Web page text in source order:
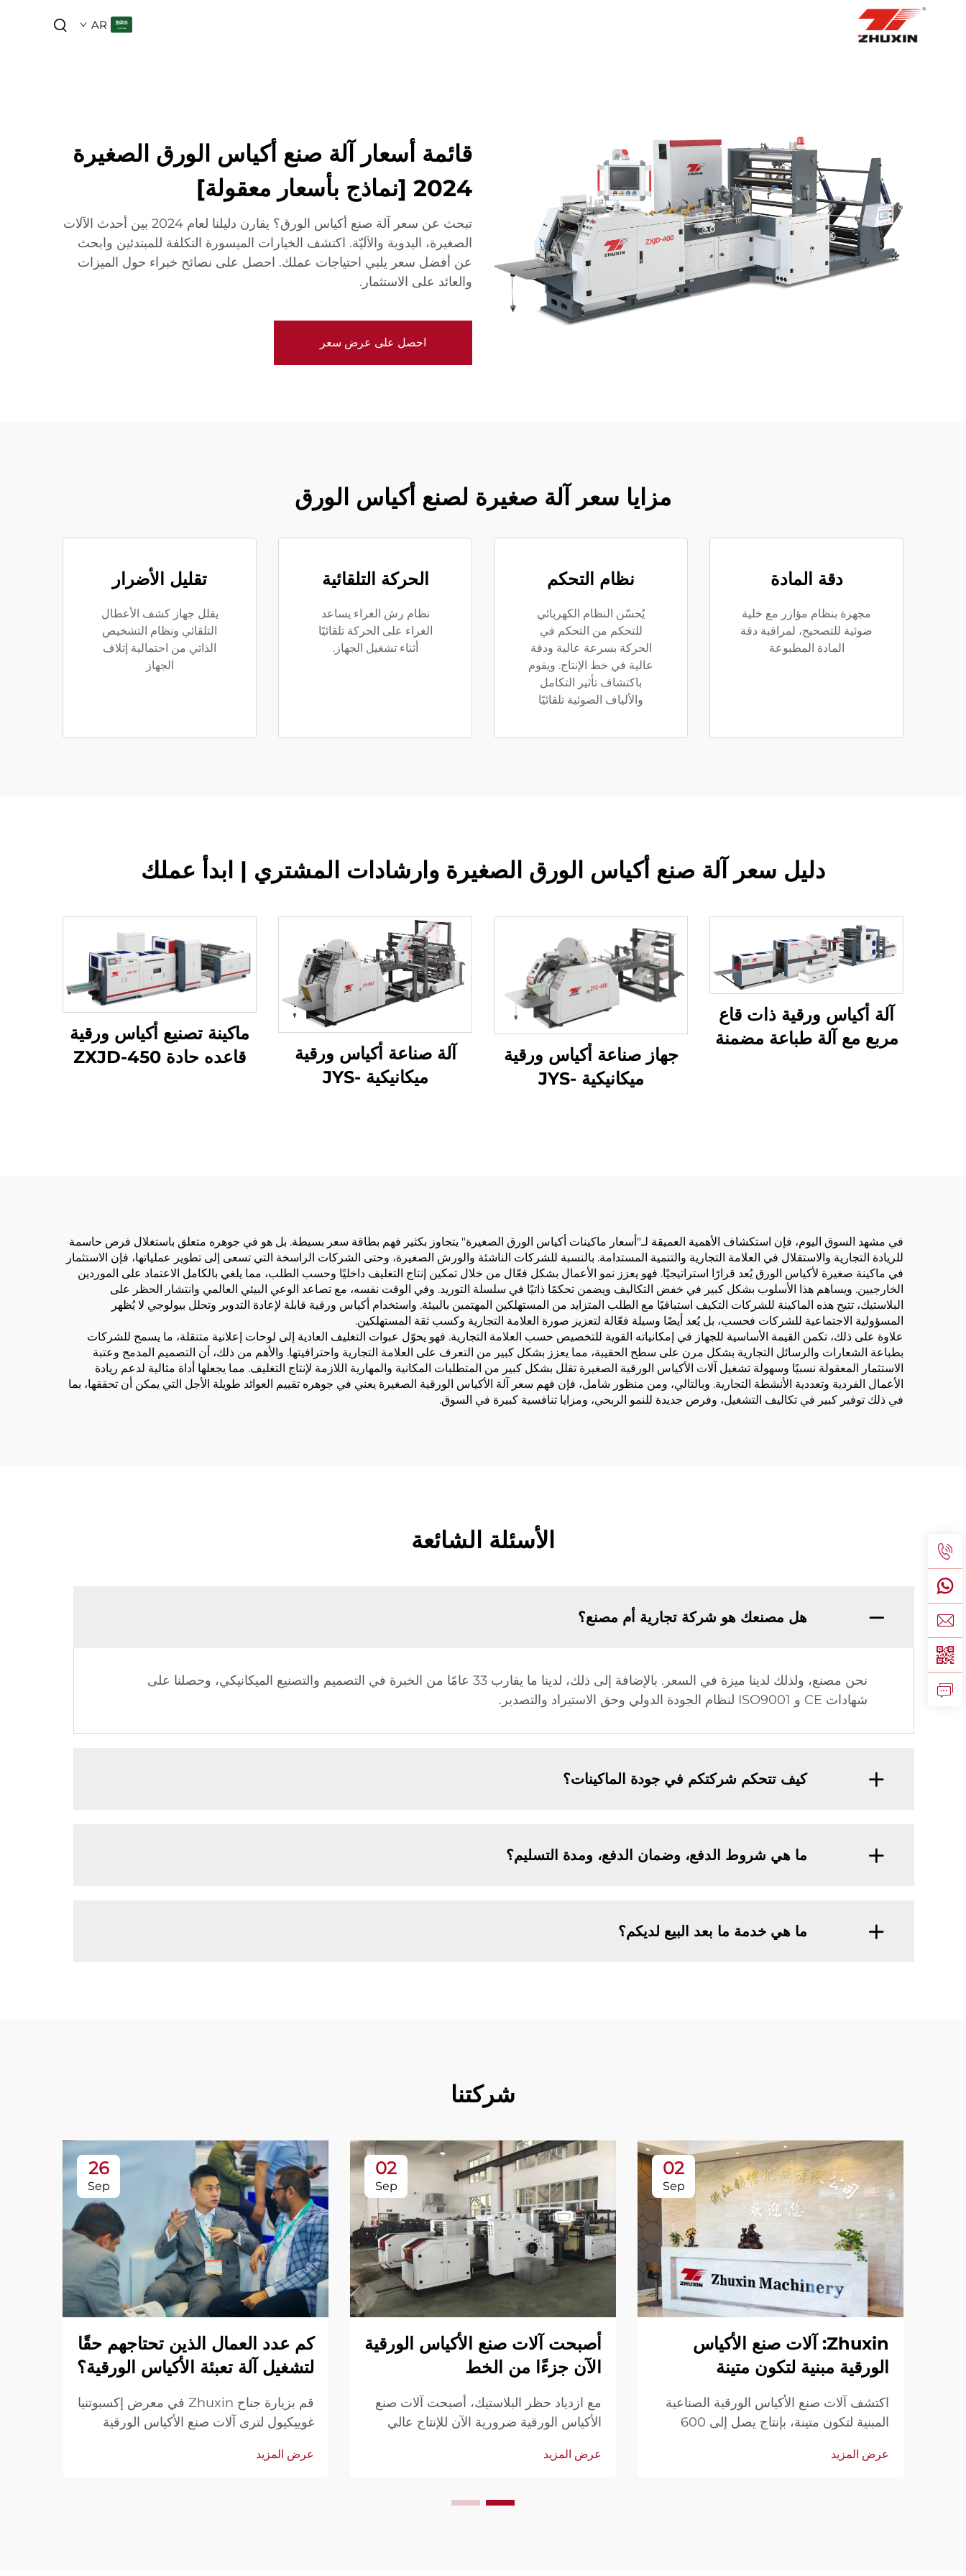
AR
قائمة أسعار آلة صنع أكياس الورق الصغيرة
2024 [نماذج بأسعار معقولة]
تبحث عن سعر آلة صنع أكياس الورق؟ يقارن دليلنا لعام 2024 بين أحدث الآلات
الصغيرة، اليدوية والآليّة. اكتشف الخيارات الميسورة التكلفة للمبتدئين وابحث
عن أفضل سعر يلبي احتياجات عملك. احصل على نصائح خبراء حول الميزات
والعائد على الاستثمار.
احصل على عرض سعر
مزايا سعر آلة صغيرة لصنع أكياس الورق
دقة المادة
مجهزة بنظام مؤازر مع خلية
ضوئية للتصحيح، لمراقبة دقة
المادة المطبوعة
نظام التحكم
يُحسّن النظام الكهربائي
للتحكم من التحكم في
الحركة بسرعة عالية ودقة
عالية في خط الإنتاج. ويقوم
باكتشاف تأثير التكامل
والألياف الضوئية تلقائيًا
الحركة التلقائية
نظام رش الغراء يساعد
الغراء على الحركة تلقائيًا
أثناء تشغيل الجهاز.
تقليل الأضرار
يقلل جهاز كشف الأعطال
التلقائي ونظام التشخيص
الذاتي من احتمالية إتلاف
الجهاز
دليل سعر آلة صنع أكياس الورق الصغيرة وارشادات المشتري | ابدأ عملك
آلة أكياس ورقية ذات قاع
مربع مع آلة طباعة مضمنة
جهاز صناعة أكياس ورقية
ميكانيكية JYS-
آلة صناعة أكياس ورقية
ميكانيكية JYS-
ماكينة تصنيع أكياس ورقية
قاعده حادة ZXJD-450
في مشهد السوق اليوم، فإن استكشاف الأهمية العميقة لـ"أسعار ماكينات أكياس الورق الصغيرة" يتجاوز بكثير فهم بطاقة سعر بسيطة. بل هو في جوهره متعلق باستغلال فرص حاسمة
للريادة التجارية والاستقلال في العلامة التجارية والتنمية المستدامة. بالنسبة للشركات الناشئة والورش الصغيرة، وحتى الشركات الراسخة التي تسعى إلى تطوير عملياتها، فإن الاستثمار
في ماكينة صغيرة لأكياس الورق يُعد قرارًا استراتيجيًا. فهو يعزز نمو الأعمال بشكل فعّال من خلال تمكين إنتاج التغليف داخليًا وحسب الطلب، مما يلغي بالكامل الاعتماد على الموردين
الخارجيين. ويساهم هذا الأسلوب بشكل كبير في خفض التكاليف ويضمن تحكمًا ذاتيًا في سلسلة التوريد. وفي الوقت نفسه، مع تصاعد الوعي البيئي العالمي وانتشار الحظر على
البلاستيك، تتيح هذه الماكينة للشركات التكيف استباقيًا مع الطلب المتزايد من المستهلكين المهتمين بالبيئة. واستخدام أكياس ورقية قابلة لإعادة التدوير وتحلل بيولوجي لا يُظهر
المسؤولية الاجتماعية للشركات فحسب، بل يُعد أيضًا وسيلة فعّالة لتعزيز صورة العلامة التجارية وكسب ثقة المستهلكين.
علاوة على ذلك، تكمن القيمة الأساسية للجهاز في إمكانياته القوية للتخصيص حسب العلامة التجارية. فهو يحوّل عبوات التغليف العادية إلى لوحات إعلانية متنقلة، ما يسمح للشركات
بطباعة الشعارات والرسائل التجارية بشكل مرن على سطح الحقيبة، مما يعزز بشكل كبير من التعرف على العلامة التجارية واحترافيتها. والأهم من ذلك، أن التصميم المدمج وعتبة
الاستثمار المعقولة نسبيًا وسهولة تشغيل آلات الأكياس الورقية الصغيرة تقلل بشكل كبير من المتطلبات المكانية والمهارية اللازمة لإنتاج التغليف. مما يجعلها أداة مثالية لدعم ريادة
الأعمال الفردية وتعددية الأنشطة التجارية. وبالتالي، ومن منظور شامل، فإن فهم سعر آلة الأكياس الورقية الصغيرة يعني في جوهره تقييم العوائد طويلة الأجل التي يمكن أن تحققها، بما
في ذلك توفير كبير في تكاليف التشغيل، وفرص جديدة للنمو الربحي، ومزايا تنافسية كبيرة في السوق.
الأسئلة الشائعة
هل مصنعك هو شركة تجارية أم مصنع؟
نحن مصنع، ولذلك لدينا ميزة في السعر. بالإضافة إلى ذلك، لدينا ما يقارب 33 عامًا من الخبرة في التصميم والتصنيع الميكانيكي، وحصلنا على
شهادات CE و ISO9001 لنظام الجودة الدولي وحق الاستيراد والتصدير.
كيف تتحكم شركتكم في جودة الماكينات؟
ما هي شروط الدفع، وضمان الدفع، ومدة التسليم؟
ما هي خدمة ما بعد البيع لديكم؟
شركتنا
02
Sep
Zhuxin: آلات صنع الأكياس
الورقية مبنية لتكون متينة
اكتشف آلات صنع الأكياس الورقية الصناعية
المبنية لتكون متينة، بإنتاج يصل إلى 600
وسهولة الاستخدام والصيانة المحدودة. احصل
عرض المزيد
02
Sep
أصبحت آلات صنع الأكياس الورقية
الآن جزءًا من الخط
مع ازدياد حظر البلاستيك، أصبحت آلات صنع
الأكياس الورقية ضرورية الآن للإنتاج عالي
الأوتوماتيكية اختيارية. قم بتحديث خط إنتاجك
عرض المزيد
26
Sep
كم عدد العمال الذين تحتاجهم حقًا
لتشغيل آلة تعبئة الأكياس الورقية؟
قم بزيارة جناح Zhuxin في معرض إكسبوتنيا
غوييكيول لترى آلات صنع الأكياس الورقية
وفعال من قبل مشغل واحد. شاهد العروض
عرض المزيد